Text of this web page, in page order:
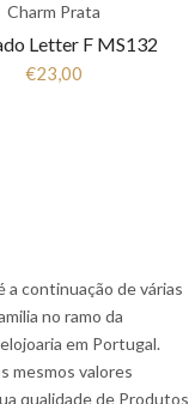
Charm Prata
Letter F MS132
€23,00
a continuação de várias
no ramo da
em Portugal.
mesmos valores
qualidade de Produtos